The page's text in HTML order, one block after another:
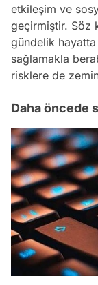
etkileşim ve
geçirmiştir. Söz
gündelik
sağlamakla
risklere de
Daha öncede